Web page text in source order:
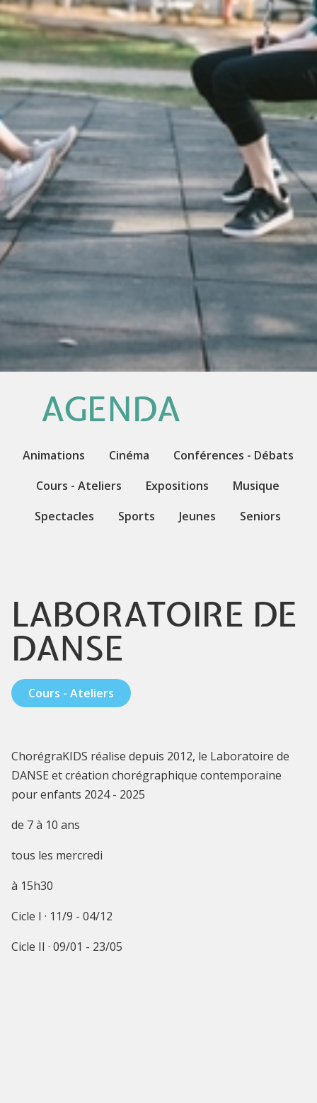
AGENDA
Animations Cinéma
Conférences - Débats
Cours - Ateliers
Expositions
Musique
Spectacles
Sports Jeunes Seniors
LABORATOIRE DE
DANSE
Cours - Ateliers
ChorégraKIDS réalise depuis 2012, le Laboratoire de
DANSE et création chorégraphique contemporaine
pour enfants 2024 - 2025
de 7 à 10 ans
tous les mercredi
à 15h30
Cicle I · 11/9 - 04/12
Cicle II · 09/01 - 23/05